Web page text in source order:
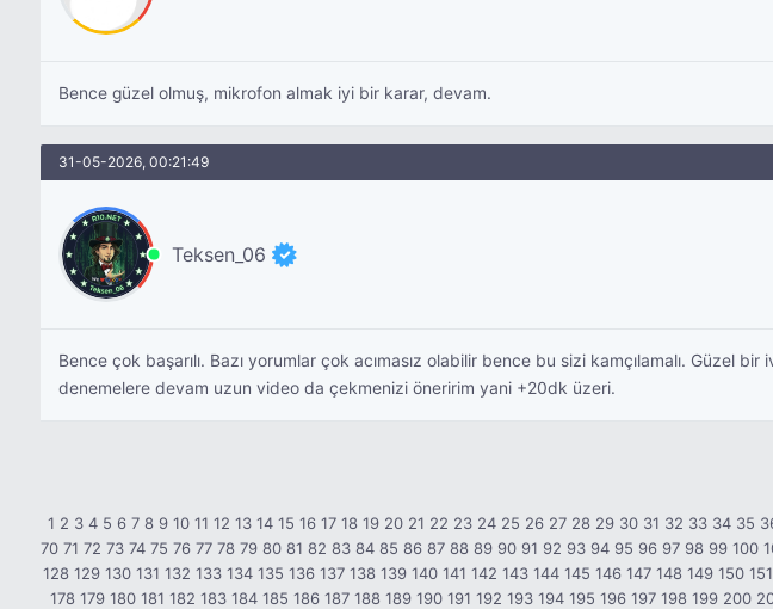
Bence güzel olmuş, mikrofon almak iyi bir karar, devam.
31-05-2026, 00:21:49
Teksen_06
Bence çok başarılı. Bazı yorumlar çok acımasız olabilir bence bu sizi kamçılamalı. Güzel
denemelere devam uzun video da çekmenizi öneririm yani +20dk üzeri.
1 2 3 4 5 6 7 8 9 10 11 12 13 14 15 16 17 18 19 20 21 22 23 24 25 26 27 28 29 30 31 32 33 34 35
70 71 72 73 74 75 76 77 78 79 80 81 82 83 84 85 86 87 88 89 90 91 92 93 94 95 96 97 98 99 100
128 129 130 131 132 133 134 135 136 137 138 139 140 141 142 143 144 145 146 147 148 149 150 151
178 179 180 181 182 183 184 185 186 187 188 189 190 191 192 193 194 195 196 197 198 199 200